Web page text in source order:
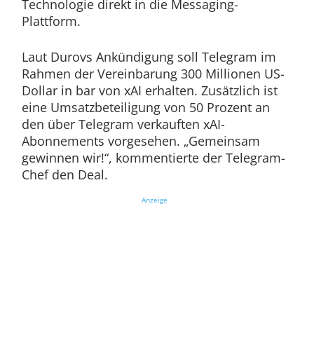
Technologie direkt in die Messaging-
Plattform.
Laut Durovs Ankündigung soll Telegram im
Rahmen der Vereinbarung 300 Millionen US-
Dollar in bar von xAI erhalten. Zusätzlich ist
eine Umsatzbeteiligung von 50 Prozent an
den über Telegram verkauften xAI-
Abonnements vorgesehen. „Gemeinsam
gewinnen wir!“, kommentierte der Telegram-
Chef den Deal.
Anzeige